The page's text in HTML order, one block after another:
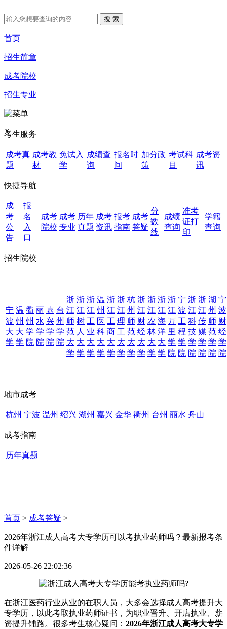
首页
招生简章
成考院校
招生专业
X
考生服务
成考真
题
成考教
材
免试入
学
成绩查
询
报名时
间
加分政
策
考试科
目
成考资
讯
快捷导航
成
考
公
告
报
名
入
口
成考
院校
成考
专业
历年
真题
成考
资讯
报考
指南
成考
答疑
分
数
线
成绩
查询
准考
证打
印
学籍
查询
招生院校
宁
波
大
学
温
州
大
学
衢
州
学
院
丽
水
学
院
嘉
兴
学
院
台
州
学
院
浙
江
师
范
大
学
浙
江
树
人
大
学
浙
江
工
业
大
学
温
州
医
科
大
学
浙
江
工
商
大
学
浙
江
理
工
大
学
杭
州
师
范
大
学
浙
江
财
经
大
学
浙
江
农
林
大
学
浙
江
海
洋
大
学
浙
江
万
里
学
院
宁
波
工
程
学
院
浙
江
科
技
学
院
浙
江
传
媒
学
院
湖
州
师
范
学
院
宁
波
财
经
学
院
地市成考
杭州 宁波 温州 绍兴 湖州 嘉兴 金华 衢州 台州 丽水 舟山
成考指南
历年真题
首页 > 成考答疑 >
2026年浙江成人高考大专学历可以考执业药师吗？最新报考条
件详解
2026-05-26 22:02:36
在浙江医药行业从业的在职人员，大多会选择成人高考提升大
专学历，以此考取执业药师证书，为职业晋升、开店执业、薪
资提升铺路。很多考生核心疑问： 2026年浙江成人高考大专学